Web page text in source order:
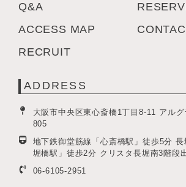
Q&A
ACCESS MAP
RECRUIT
ADDRESS
大阪市中央区東心斎橋1丁目8-11 アル
805
地下鉄御堂筋線「心斎橋駅」徒歩5分
堀橋駅」徒歩2分 クリスタ長堀南3階段
06-6105-2951